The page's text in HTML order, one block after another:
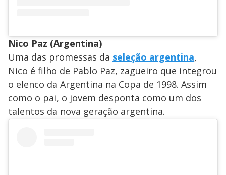
Nico Paz (Argentina)
Uma das promessas da seleção argentina,
Nico é filho de Pablo Paz, zagueiro que integrou
o elenco da Argentina na Copa de 1998. Assim
como o pai, o jovem desponta como um dos
talentos da nova geração argentina.